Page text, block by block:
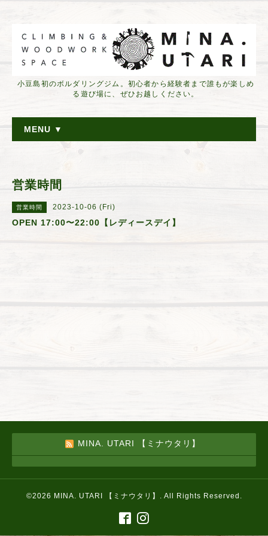
小豆島初のボルダリングジム。初心者から経験者まで誰もが楽しめ
る遊び場に、ぜひお越しください。
MENU ▼
営業時間
営業時間 2023-10-06 (Fri)
OPEN 17:00〜22:00【レディースデイ】
MINA. UTARI 【ミナウタリ】
©2026 MINA. UTARI 【ミナウタリ】 . All Rights Reserved.